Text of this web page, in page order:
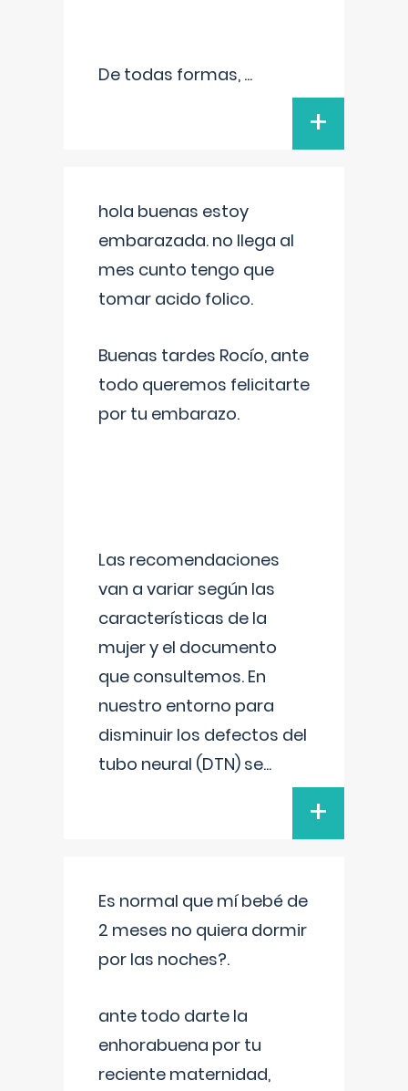
De todas formas, ...
+
hola buenas estoy
embarazada. no llega al
mes cunto tengo que
tomar acido folico.
Buenas tardes Rocío, ante
todo queremos felicitarte
por tu embarazo.
Las recomendaciones
van a variar según las
características de la
mujer y el documento
que consultemos. En
nuestro entorno para
disminuir los defectos del
tubo neural (DTN) se...
+
Es normal que mí bebé de
2 meses no quiera dormir
por las noches?.
ante todo darte la
enhorabuena por tu
reciente maternidad,